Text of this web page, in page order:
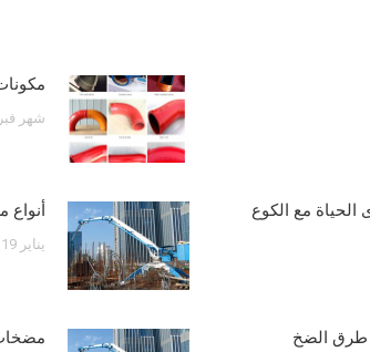
شهر فبراير
مع الكوع
يناير 19, 2019
طرق الضخ